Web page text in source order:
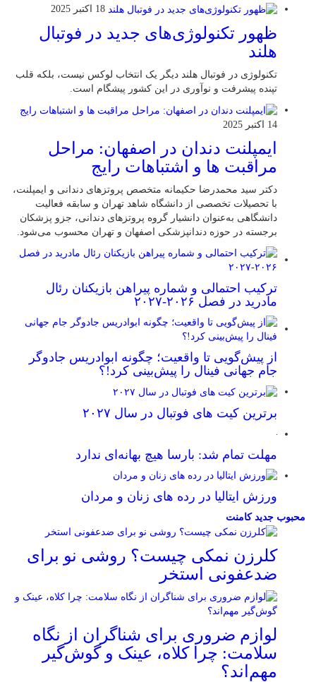
18 اکتبر 2025
ظهور تکنولوژی‌های جدید در فوتبال
هلند
تکنولوژی در فوتبال هلند دیگر یک انتخاب لوکس نیست، بلکه قلب
تپنده پیشرفت و نوآوری در این کشور پیشگام است.
ایمپلنت دندان در اصفهان: مراحل
مراقبت ها و اشتباهات رایج
دکتر سید محمدرضا حکیمانه متخصص پروتزهای دندانی و ایمپلنت،
با تحصیلات تخصصی از دانشگاه شاهد تهران و سابقه فعالیت
دانشگاهی به‌عنوان دانشیار گروه پروتزهای دندانی، جزو پزشکان
برجسته در حوزه دندانپزشکی اصفهان و تهران محسوب می‌شود.
ترکیب احتمالی و شماره پیراهن بازیکنان رئال
مادرید در فصل ۲۰۲۶-۲۰۲۷
از پیش‌گویی تا واقعیت؛ چگونه ابوادریس جادوگر
جام جهانی فینال را پیش‌بینی کرد!؟
برترین کیت های فوتبال در سال ۲۰۲۷
مهلت تمام شد: بارسا هیچ بهانه‌‌ای ندارد
ورزش ایتالیا در رده های زنان و مردان
جدیدکامنت
کلرزن نمکی چیست؟ روشی نو برای
ضدعفونی استخر
لوازم ضروری برای شناگران از نگاه
سلامت: چرا کلاه، عینک و گوش‌گیر
مهم‌اند؟